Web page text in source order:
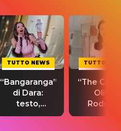
TUTTO NEWS
“Bangaranga”
di Dara:
testo,
traduzione e
TUTTO
“The
Olivia
testo,